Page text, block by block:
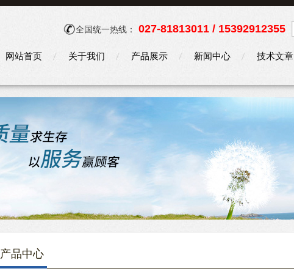
全国统一热线： 027-81813011 / 15392912355
网站首页 关于我们 产品展示 新闻中心 技术文章
产品中心